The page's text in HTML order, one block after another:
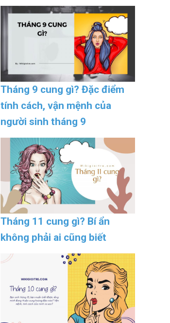
Tháng 9 cung gì? Đặc điểm
tính cách, vận mệnh của
người sinh tháng 9
Tháng 11 cung gì? Bí ẩn
không phải ai cũng biết